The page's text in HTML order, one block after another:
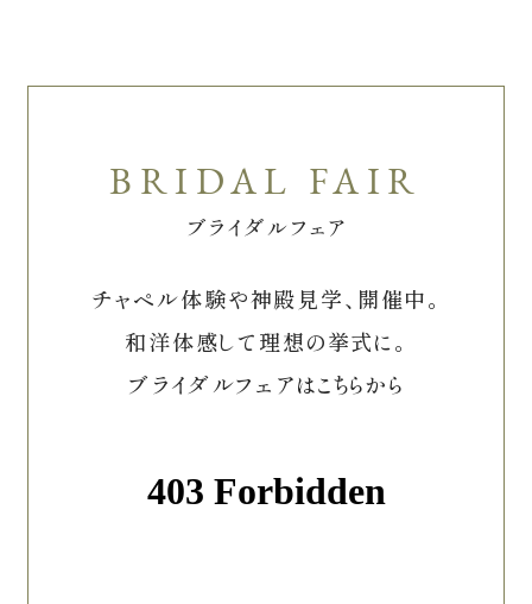
ブライダルフェア
チャペル体験や神殿見学、開催中。
和洋体感して理想の挙式に。
ブライダルフェアはこちらから